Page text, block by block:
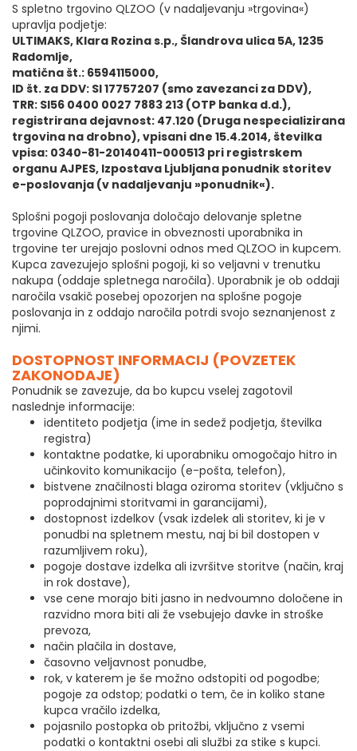
S spletno trgovino QLZOO (v nadaljevanju »trgovina«)
upravlja podjetje:
ULTIMAKS, Klara Rozina s.p., Šlandrova ulica 5A, 1235
Radomlje,
matična št.: 6594115000,
ID št. za DDV: SI 17757207 (smo zavezanci za DDV),
TRR: SI56 0400 0027 7883 213 (OTP banka d.d.),
registrirana dejavnost: 47.120 (Druga nespecializirana
trgovina na drobno), vpisani dne 15.4.2014, številka
vpisa: 0340-81-20140411-000513 pri registrskem
organu AJPES, Izpostava Ljubljana ponudnik storitev
e-poslovanja (v nadaljevanju »ponudnik«).
Splošni pogoji poslovanja določajo delovanje spletne
trgovine QLZOO, pravice in obveznosti uporabnika in
trgovine ter urejajo poslovni odnos med QLZOO in kupcem.
Kupca zavezujejo splošni pogoji, ki so veljavni v trenutku
nakupa (oddaje spletnega naročila). Uporabnik je ob oddaji
naročila vsakič posebej opozorjen na splošne pogoje
poslovanja in z oddajo naročila potrdi svojo seznanjenost z
njimi.
DOSTOPNOST INFORMACIJ (POVZETEK
ZAKONODAJE)
Ponudnik se zavezuje, da bo kupcu vselej zagotovil
naslednje informacije:
identiteto podjetja (ime in sedež podjetja, številka
registra)
kontaktne podatke, ki uporabniku omogočajo hitro in
učinkovito komunikacijo (e-pošta, telefon),
bistvene značilnosti blaga oziroma storitev (vključno s
poprodajnimi storitvami in garancijami),
dostopnost izdelkov (vsak izdelek ali storitev, ki je v
ponudbi na spletnem mestu, naj bi bil dostopen v
razumljivem roku),
pogoje dostave izdelka ali izvršitve storitve (način, kraj
in rok dostave),
vse cene morajo biti jasno in nedvoumno določene in
razvidno mora biti ali že vsebujejo davke in stroške
prevoza,
način plačila in dostave,
časovno veljavnost ponudbe,
rok, v katerem je še možno odstopiti od pogodbe;
pogoje za odstop; podatki o tem, če in koliko stane
kupca vračilo izdelka,
pojasnilo postopka ob pritožbi, vključno z vsemi
podatki o kontaktni osebi ali službi za stike s kupci.